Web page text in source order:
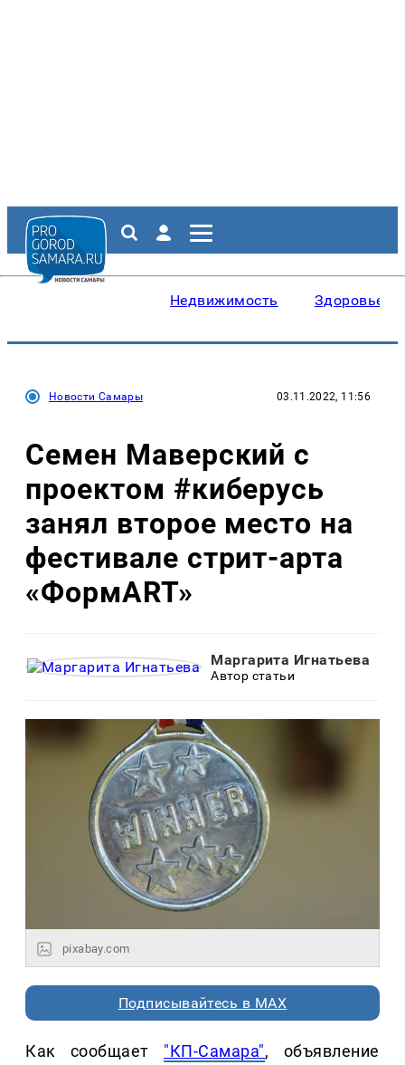
Недвижимость Здоровье
Новости Самары 03.11.2022, 11:56
Семен Маверский с
проектом #киберусь
занял второе место на
фестивале стрит-арта
«ФормART»
Маргарита Игнатьева
Автор статьи
pixabay.com
Подписывайтесь в MAX
Как сообщает "КП-Самара", объявление